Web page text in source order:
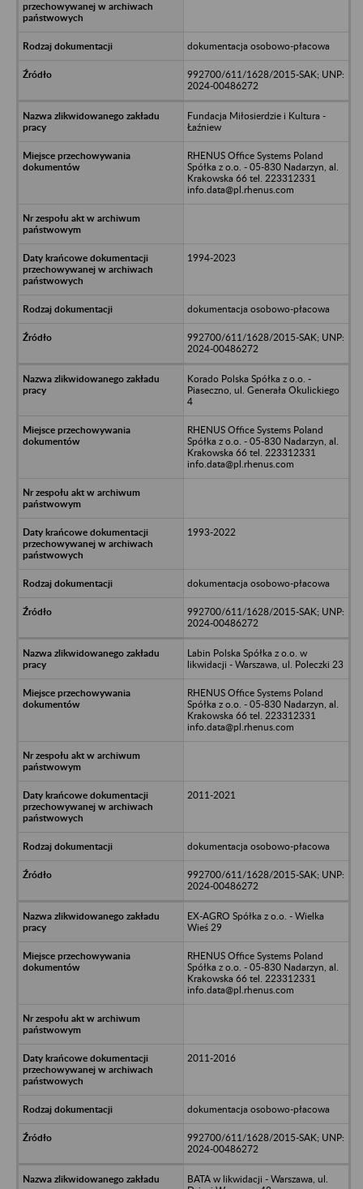
dokumentacja osobowo-płacowa
992700/611/1628/2015-SAK; UNP:
2024-00486272
Fundacja Miłosierdzie i Kultura -
Łaźniew
RHENUS Office Systems Poland
Spółka z o.o. - 05-830 Nadarzyn, al.
Krakowska 66 tel. 223312331
info.data@pl.rhenus.com
1994-2023
dokumentacja osobowo-płacowa
992700/611/1628/2015-SAK; UNP:
2024-00486272
Korado Polska Spółka z o.o. -
Piaseczno, ul. Generała Okulickiego
4
RHENUS Office Systems Poland
Spółka z o.o. - 05-830 Nadarzyn, al.
Krakowska 66 tel. 223312331
info.data@pl.rhenus.com
1993-2022
dokumentacja osobowo-płacowa
992700/611/1628/2015-SAK; UNP:
2024-00486272
Labin Polska Spółka z o.o. w
likwidacji - Warszawa, ul. Poleczki 23
RHENUS Office Systems Poland
Spółka z o.o. - 05-830 Nadarzyn, al.
Krakowska 66 tel. 223312331
info.data@pl.rhenus.com
2011-2021
dokumentacja osobowo-płacowa
992700/611/1628/2015-SAK; UNP:
2024-00486272
EX-AGRO Spółka z o.o. - Wielka
Wieś 29
RHENUS Office Systems Poland
Spółka z o.o. - 05-830 Nadarzyn, al.
Krakowska 66 tel. 223312331
info.data@pl.rhenus.com
2011-2016
dokumentacja osobowo-płacowa
992700/611/1628/2015-SAK; UNP:
2024-00486272
BATA w likwidacji - Warszawa, ul.